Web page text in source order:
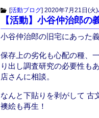
c
e
b
o
o
k
st
o
d
o
n
ail
[活動ブログ] 2020年7月21日(火)
【活動】小谷仲治郎
小谷仲治郎の旧宅にあった
保存上の劣化も心配の種、
り出し調査研究の必要性も
店さんに相談。
なんと下貼りを剥がして 古
襖絵も再生！